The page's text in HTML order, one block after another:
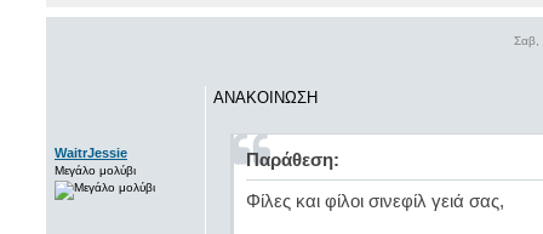
Σαβ,
WaitrJessie
Μεγάλο μολύβι
ΑΝΑΚΟΙΝΩΣΗ
Παράθεση:
Φίλες και φίλοι σινεφίλ γειά σας,